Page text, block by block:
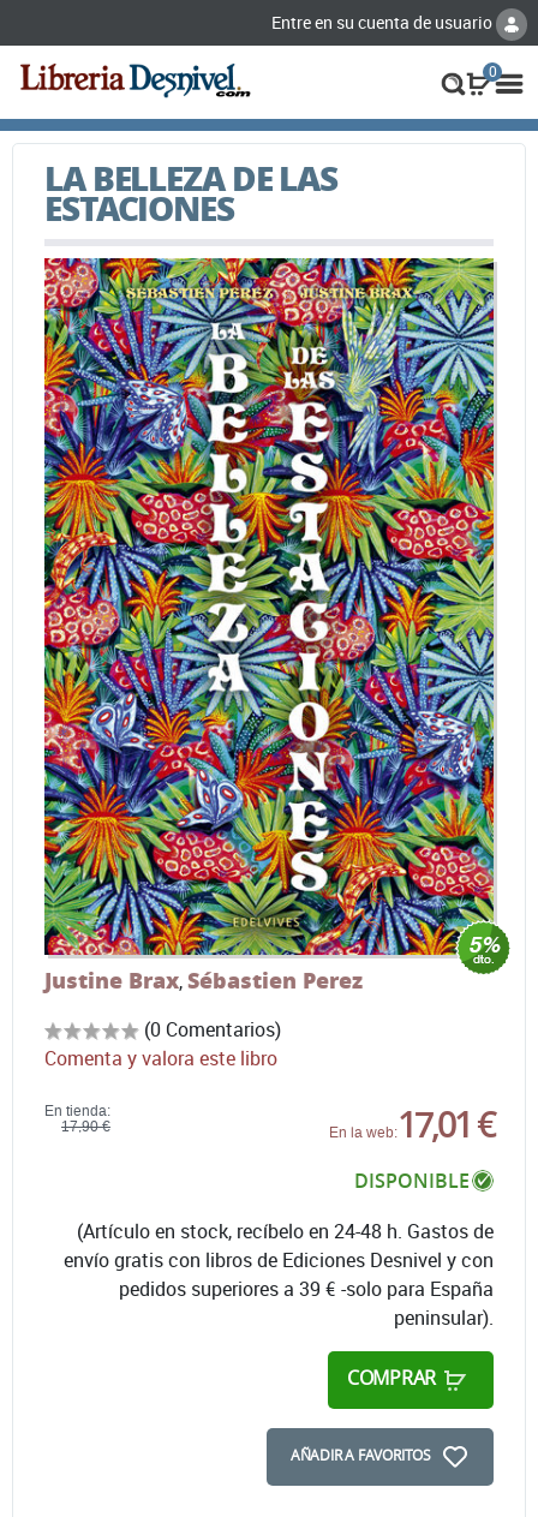
Entre en su cuenta de usuario
0
LA BELLEZA DE LAS
ESTACIONES
Justine Brax,Sébastien Perez
(0 Comentarios)
Comenta y valora este libro
En tienda:
17,90 €
En la web:17,01 €
DISPONIBLE
(Artículo en stock, recíbelo en 24-48 h. Gastos de
envío gratis con libros de Ediciones Desnivel y con
pedidos superiores a 39 € -solo para España
peninsular).
COMPRAR
AÑADIR A FAVORITOS